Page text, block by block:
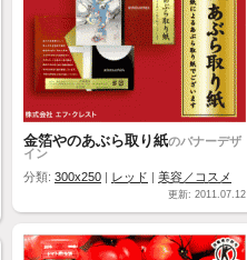
金箔やのあぶら取り紙のバナーデザ
イン
分類: 300x250 | レッド | 美容／コスメ
更新: 2011.07.12